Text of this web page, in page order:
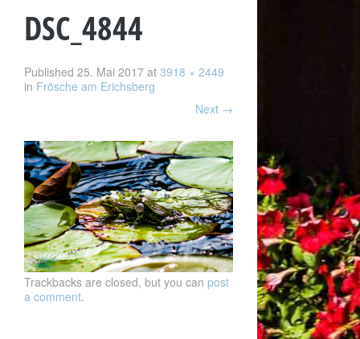
DSC_4844
Published 25. Mai 2017 at 3918 × 2449
in Frösche am Erichsberg
Next →
Trackbacks are closed, but you can post
a comment.